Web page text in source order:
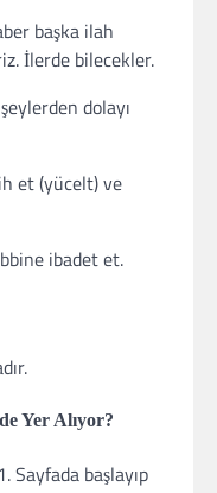
başka ilah
İlerde bilecekler.
dolayı
et (yücelt) ve
ibadet et.
Yer Alıyor?
Sayfada başlayıp